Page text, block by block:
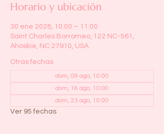
Horario y ubicación
30 ene 2028, 10:00 – 11:00
Saint Charles Borromeo, 122 NC-561,
Ahoskie, NC 27910, USA
Otras fechas
dom, 09 ago, 10:00
dom, 16 ago, 10:00
dom, 23 ago, 10:00
Ver 95 fechas